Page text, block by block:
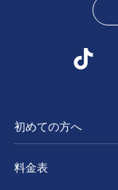
初めての方へ
料金表